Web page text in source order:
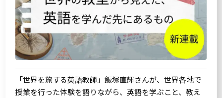
「世界を旅する英語教師」飯塚直輝さんが、世界各地で
授業を行った体験を語りながら、英語を学ぶこと、教え